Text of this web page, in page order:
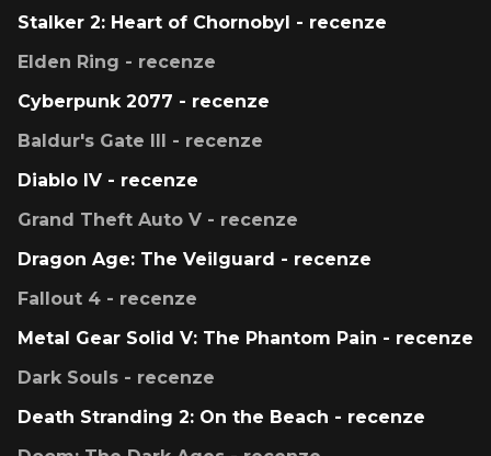
Stalker 2: Heart of Chornobyl - recenze
Elden Ring - recenze
Cyberpunk 2077 - recenze
Baldur's Gate III - recenze
Diablo IV - recenze
Grand Theft Auto V - recenze
Dragon Age: The Veilguard - recenze
Fallout 4 - recenze
Metal Gear Solid V: The Phantom Pain - recenze
Dark Souls - recenze
Death Stranding 2: On the Beach - recenze